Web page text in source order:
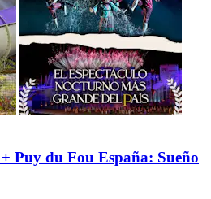
Puy du Fou España: Sueño